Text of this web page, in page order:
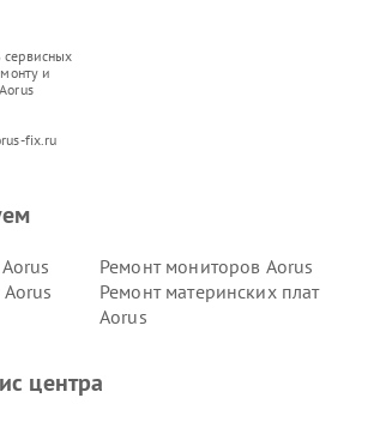
и
fix.ru
Ремонт мониторов Aorus
Ремонт материнских плат
Aorus
центра